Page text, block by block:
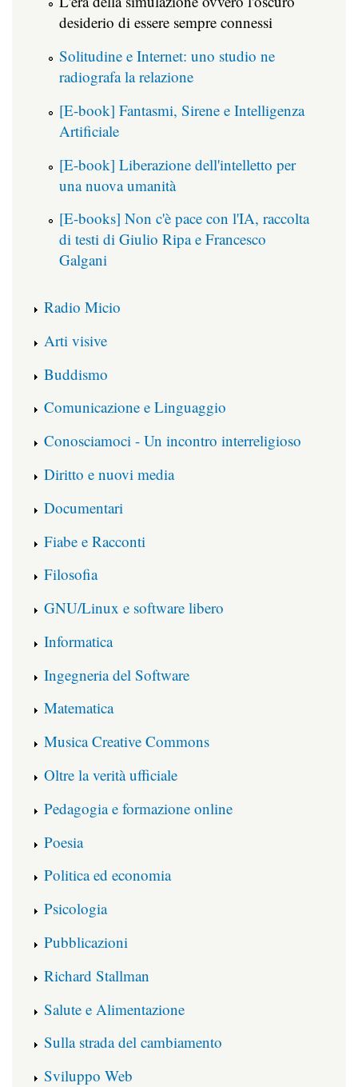
desiderio di essere sempre connessi
Solitudine e Internet: uno studio ne
radiografa la relazione
[E-book] Fantasmi, Sirene e Intelligenza
Artificiale
[E-book] Liberazione dell'intelletto per
una nuova umanità
[E-books] Non c'è pace con l'IA, raccolta
di testi di Giulio Ripa e Francesco
Galgani
Radio Micio
Arti visive
Buddismo
Comunicazione e Linguaggio
Conosciamoci - Un incontro interreligioso
Diritto e nuovi media
Documentari
Fiabe e Racconti
Filosofia
GNU/Linux e software libero
Informatica
Ingegneria del Software
Matematica
Musica Creative Commons
Oltre la verità ufficiale
Pedagogia e formazione online
Poesia
Politica ed economia
Psicologia
Pubblicazioni
Richard Stallman
Salute e Alimentazione
Sulla strada del cambiamento
Sviluppo Web